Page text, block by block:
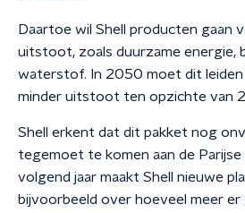
Daartoe wil Shell producten gaan
uitstoot, zoals duurzame energie,
waterstof. In 2050 moet dit
minder uitstoot ten opzichte van
Shell erkent dat dit pakket nog
tegemoet te komen aan de
volgend jaar maakt Shell nieuwe
bijvoorbeeld over hoeveel meer